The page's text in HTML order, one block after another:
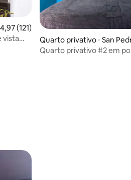
de uma avaliação média de 5, 121
4,97 (121)
vista
Quarto privativo ⋅ San
a Laguna
Quarto privativo #2 em